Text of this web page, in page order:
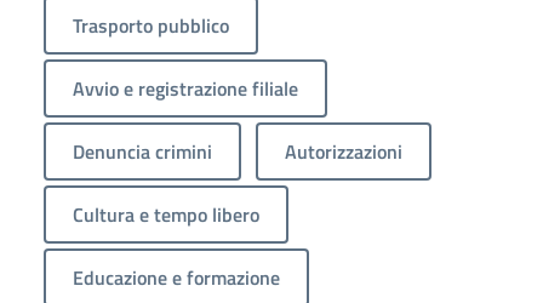
Trasporto pubblico
Avvio e registrazione filiale
Denuncia crimini Autorizzazioni
Cultura e tempo libero
Educazione e formazione